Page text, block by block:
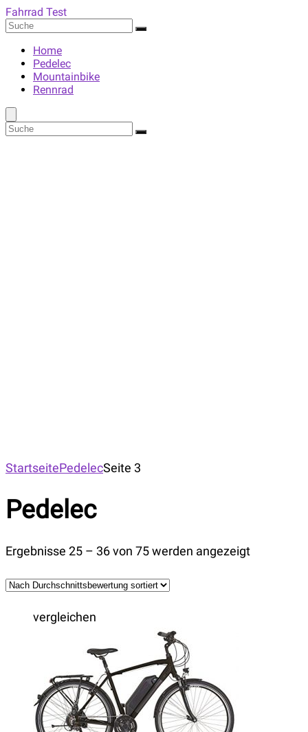
Fahrrad Test
Home
Pedelec
Mountainbike
Rennrad
StartseitePedelecSeite 3
Pedelec
Ergebnisse 25 – 36 von 75 werden angezeigt
vergleichen